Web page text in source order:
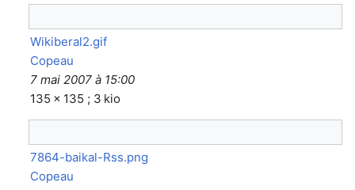
Wikiberal2.gif
Copeau
7 mai 2007 à 15:00
135 × 135 ; 3 kio
7864-baikal-Rss.png
Copeau